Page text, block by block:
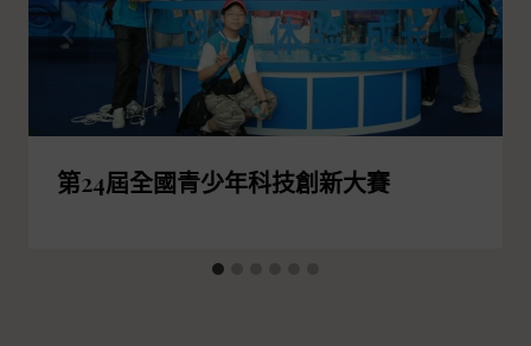
第24屆全國青少年科技創新大賽